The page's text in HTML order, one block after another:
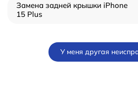
Замена задней крышки iPhone
15 Plus
У меня другая